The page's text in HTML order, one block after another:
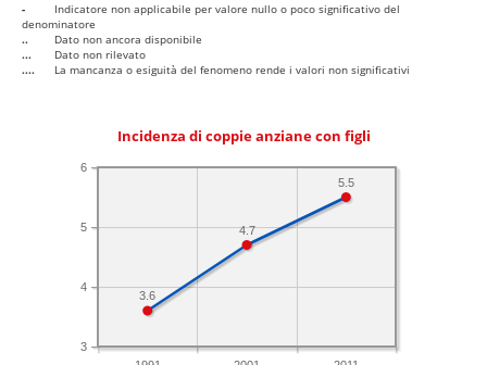
-
Indicatore non applicabile per valore nullo o poco significativo del
denominatore
..
Dato non ancora disponibile
...
Dato non rilevato
....
La mancanza o esiguità del fenomeno rende i valori non significativi
Incidenza di coppie anziane con figli
3
4
5
6
5.5
4.7
3.6